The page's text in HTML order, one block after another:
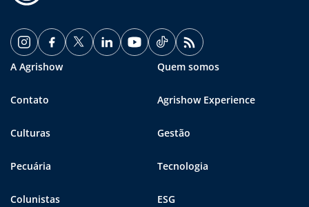
A Agrishow Quem somos
Contato Agrishow Experience
Culturas Gestão
Pecuária Tecnologia
Colunistas ESG